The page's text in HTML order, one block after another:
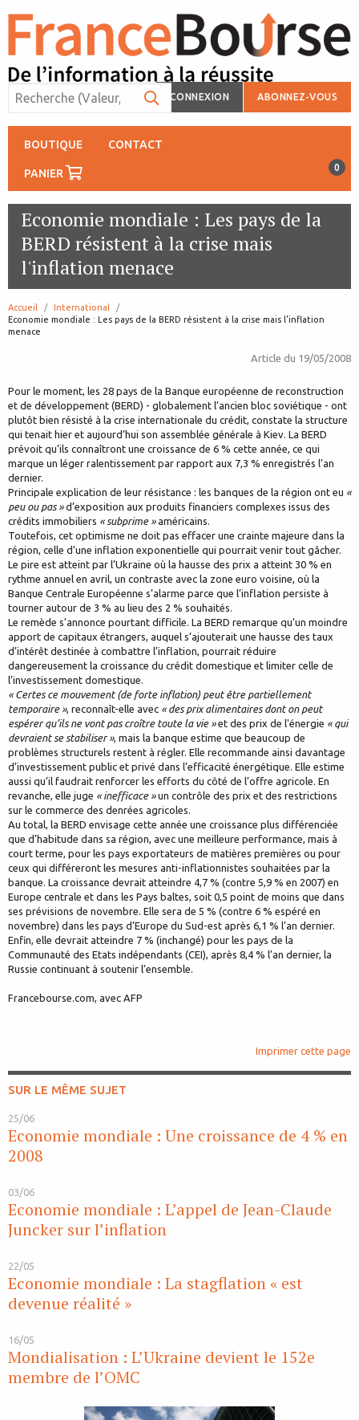
CONNEXION ABONNEZ-VOUS
BOUTIQUE CONTACT
PANIER 0
Economie mondiale : Les pays de la
BERD résistent à la crise mais
l'inflation menace
Accueil
International
page:
Economie mondiale : Les pays de la BERD résistent à la crise mais l'inflation
menace
Article du 19/05/2008
Pour le moment, les 28 pays de la Banque européenne de reconstruction
et de développement (BERD) - globalement l’ancien bloc soviétique - ont
plutôt bien résisté à la crise internationale du crédit, constate la structure
qui tenait hier et aujourd’hui son assemblée générale à Kiev. La BERD
prévoit qu’ils connaîtront une croissance de 6 % cette année, ce qui
marque un léger ralentissement par rapport aux 7,3 % enregistrés l’an
dernier.
Principale explication de leur résistance : les banques de la région ont eu «
peu ou pas »d’exposition aux produits financiers complexes issus des
crédits immobiliers « subprime »américains.
Toutefois, cet optimisme ne doit pas effacer une crainte majeure dans la
région, celle d’une inflation exponentielle qui pourrait venir tout gâcher.
Le pire est atteint par l’Ukraine où la hausse des prix a atteint 30 % en
rythme annuel en avril, un contraste avec la zone euro voisine, où la
Banque Centrale Européenne s’alarme parce que l’inflation persiste à
tourner autour de 3 % au lieu des 2 % souhaités.
Le remède s’annonce pourtant difficile. La BERD remarque qu’un moindre
apport de capitaux étrangers, auquel s’ajouterait une hausse des taux
d’intérêt destinée à combattre l’inflation, pourrait réduire
dangereusement la croissance du crédit domestique et limiter celle de
l’investissement domestique.
« Certes ce mouvement (de forte inflation) peut être partiellement
temporaire », reconnaît-elle avec « des prix alimentaires dont on peut
espérer qu’ils ne vont pas croître toute la vie »et des prix de l'énergie « qui
devraient se stabiliser », mais la banque estime que beaucoup de
problèmes structurels restent à régler. Elle recommande ainsi davantage
d’investissement public et privé dans l’efficacité énergétique. Elle estime
aussi qu’il faudrait renforcer les efforts du côté de l’offre agricole. En
revanche, elle juge « inefficace »un contrôle des prix et des restrictions
sur le commerce des denrées agricoles.
Au total, la BERD envisage cette année une croissance plus différenciée
que d’habitude dans sa région, avec une meilleure performance, mais à
court terme, pour les pays exportateurs de matières premières ou pour
ceux qui différeront les mesures anti-inflationnistes souhaitées par la
banque. La croissance devrait atteindre 4,7 % (contre 5,9 % en 2007) en
Europe centrale et dans les Pays baltes, soit 0,5 point de moins que dans
ses prévisions de novembre. Elle sera de 5 % (contre 6 % espéré en
novembre) dans les pays d’Europe du Sud-est après 6,1 % l’an dernier.
Enfin, elle devrait atteindre 7 % (inchangé) pour les pays de la
Communauté des Etats indépendants (CEI), après 8,4 % l’an dernier, la
Russie continuant à soutenir l’ensemble.
Francebourse.com, avec AFP
Imprimer cette page
SUR LE MÊME SUJET
25/06
Economie mondiale : Une croissance de 4 % en
2008
03/06
Economie mondiale : L’appel de Jean-Claude
Juncker sur l’inflation
22/05
Economie mondiale : La stagflation « est
devenue réalité »
16/05
Mondialisation : L’Ukraine devient le 152e
membre de l’OMC